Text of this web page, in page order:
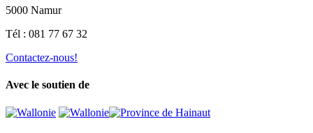
5000 Namur
Tél : 081 77 67 32
Contactez-nous!
Avec le soutien de